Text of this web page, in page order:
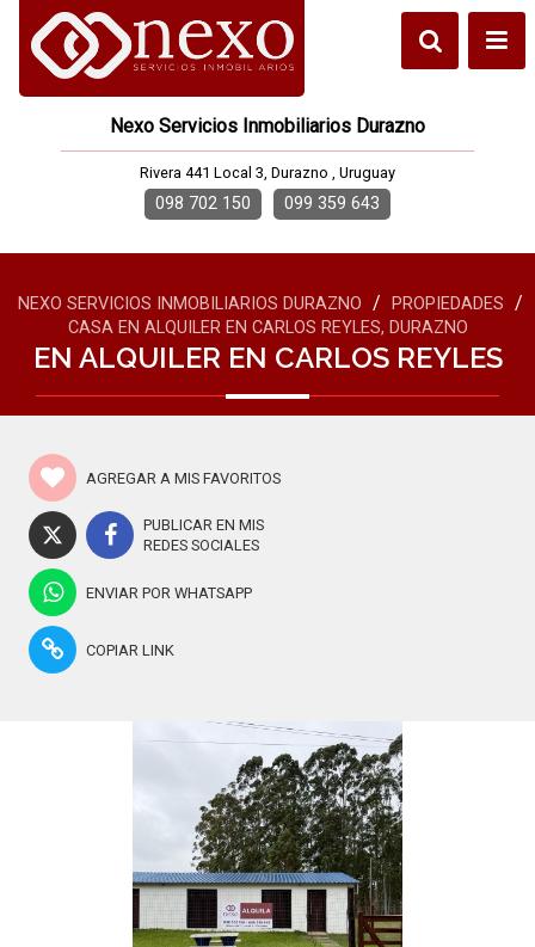
Nexo Servicios Inmobiliarios Durazno
Rivera 441 Local 3, Durazno , Uruguay
098 702 150 099 359 643
NEXO SERVICIOS INMOBILIARIOS DURAZNO / PROPIEDADES /
CASA EN ALQUILER EN CARLOS REYLES, DURAZNO
EN ALQUILER EN CARLOS REYLES
AGREGAR A MIS FAVORITOS
PUBLICAR EN MIS
REDES SOCIALES
ENVIAR POR WHATSAPP
COPIAR LINK